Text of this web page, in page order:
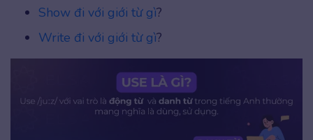
Show đi với giới từ gì?
Write đi với giới từ gì?